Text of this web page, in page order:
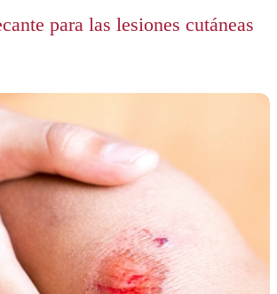
para las lesiones cutáneas